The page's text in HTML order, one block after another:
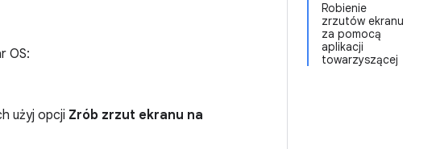
Robienie
zrzutów ekranu
za pomocą
aplikacji
towarzyszącej
OS:
użyj opcji Zrób zrzut ekranu na